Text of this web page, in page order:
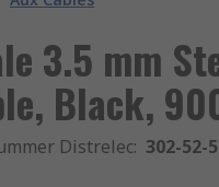
3.5 mm
Black,
Distrelec: 302-52-